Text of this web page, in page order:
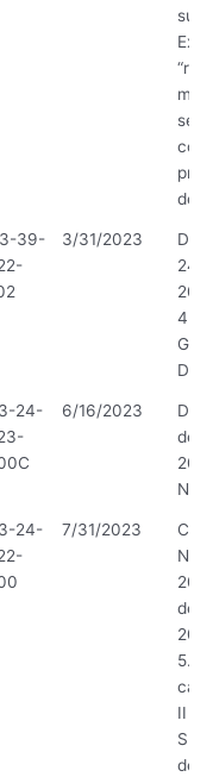
sus
se
de
39-
3/31/2023
24
4 y
DE
24-
6/16/2023
de
24-
7/31/2023
No.
de
II -
de